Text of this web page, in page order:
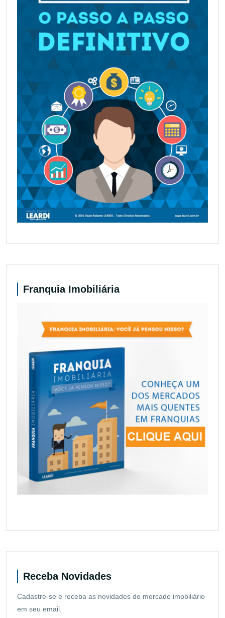
Franquia Imobiliária
Receba Novidades
Cadastre-se e receba as novidades do mercado imobiliário
em seu email.